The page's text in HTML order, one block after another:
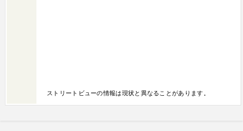
ストリートビューの情報は現状と異なることがあります。